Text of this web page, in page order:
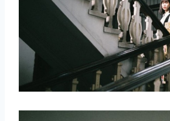
取消